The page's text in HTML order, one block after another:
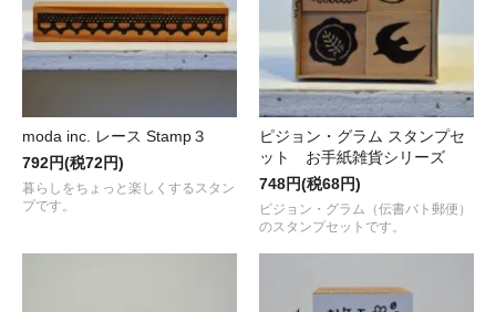
moda inc. レース Stamp３
792円(税72円)
暮らしをちょっと楽しくするスタン
プです。
ピジョン・グラム スタンプセ
ット お手紙雑貨シリーズ
748円(税68円)
ピジョン・グラム（伝書バト郵便）
のスタンプセットです。